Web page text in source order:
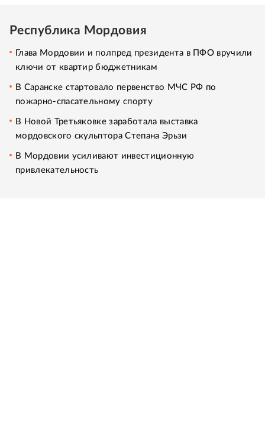
Республика Мордовия
Глава Мордовии и полпред президента в ПФО вручили
ключи от квартир бюджетникам
В Саранске стартовало первенство МЧС РФ по
пожарно-спасательному спорту
В Новой Третьяковке заработала выставка
мордовского скульптора Степана Эрьзи
В Мордовии усиливают инвестиционную
привлекательность